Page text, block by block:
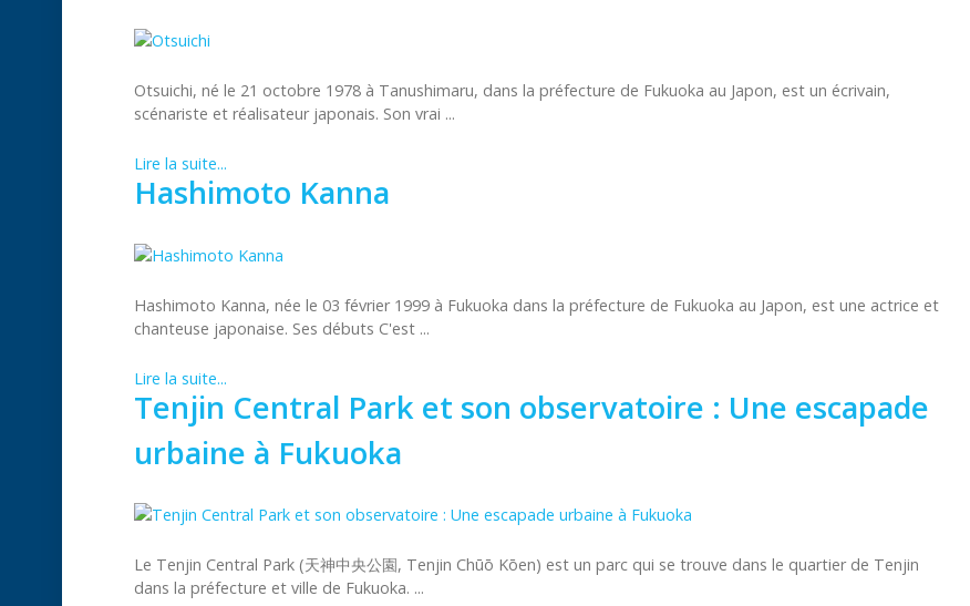
Otsuichi, né le 21 octobre 1978 à Tanushimaru, dans la préfecture de Fukuoka au Japon, est un écrivain,
scénariste et réalisateur japonais. Son vrai ...
Lire la suite...
Hashimoto Kanna
Hashimoto Kanna, née le 03 février 1999 à Fukuoka dans la préfecture de Fukuoka au Japon, est une actrice et
chanteuse japonaise. Ses débuts C'est ...
Lire la suite...
Tenjin Central Park et son observatoire : Une escapade
urbaine à Fukuoka
Le Tenjin Central Park (天神中央公園, Tenjin Chūō Kōen) est un parc qui se trouve dans le quartier de Tenjin
dans la préfecture et ville de Fukuoka. ...